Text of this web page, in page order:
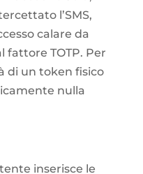
l’SMS,
calare da
fattore TOTP. Per
di un token fisico
nulla
inserisce le